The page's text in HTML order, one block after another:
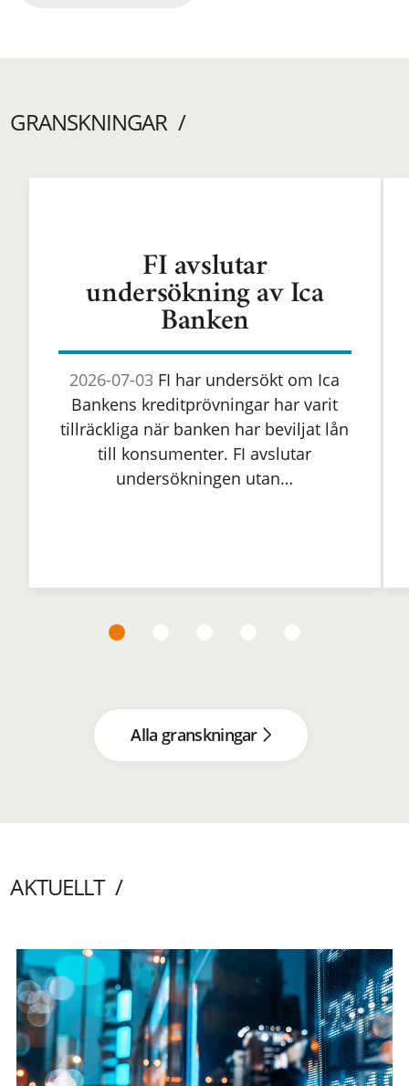
GRANSKNINGAR
FI avslutar
undersökning av Ica
Banken
2026-07-03 FI har undersökt om Ica
Bankens kreditprövningar har varit
tillräckliga när banken har beviljat lån
till konsumenter. FI avslutar
undersökningen utan…
Alla granskningar
AKTUELLT